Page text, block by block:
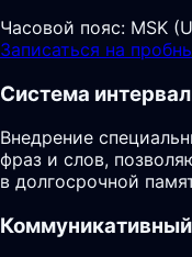
Часовой пояс: MSK
Записаться на
Система
Внедрение
фраз и слов,
в долгосрочной